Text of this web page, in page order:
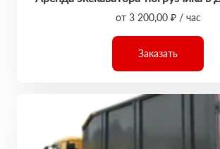
от 3 200,00 ₽ / час
Заказать